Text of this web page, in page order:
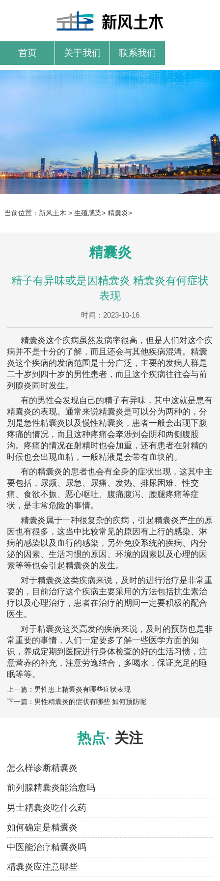
首页 关于我们 联系我们
当前位置： 新风土木 > 生殖感染> 精囊炎>
精囊炎
精子有异味或是因精囊炎 精囊炎有何症状
表现
时间：2023-10-16
精囊炎这个疾病虽然发病率很高，但是人们对这个疾
病并不是十分的了解，而且还会与其他疾病混淆。精囊
炎这个疾病的发病范围是十分广泛，主要的发病人群是
二十岁到四十岁的男性患者，而且这个疾病往往会与前
列腺炎同时发生。
有的男性会发现自己的精子有异味，其中这就是患有
精囊炎的表现。通常来说精囊炎是可以分为两种的，分
别是急性精囊炎以及慢性精囊炎，患者一般会出现下腹
疼痛的情况，而且这种疼痛会牵涉到会阴和两侧腹股
沟。疼痛的情况在射精时也会加重，还有患者在射精的
时候也会出现血精，一般精液是会带有血块的。
有的精囊炎的患者也会有全身的症状出现，这其中主
要包括，尿频、尿急、尿痛、发热、排尿困难、性交
痛、食欲不振、恶心呕吐、腹痛腹泻、腰腿疼痛等症
状，是非常危险的事情。
精囊炎属于一种很复杂的疾病，引起精囊炎产生的原
因也有很多，这当中比较常见的原因有上行的感染、淋
病的感染以及血行的感染，另外免疫系统的疾病、内分
泌的因素、生活习惯的原因、环境的因素以及心理的因
素等等也会引起精囊炎的发生。
对于精囊炎这类疾病来说，及时的进行治疗是非常重
要的，目前治疗这个疾病主要采用的方法包括抗生素治
疗以及心理治疗，患者在治疗的期间一定要积极的配合
医生。
对于精囊炎这类高发的疾病来说，及时的预防也是非
常重要的事情，人们一定要多了解一些医学方面的知
识，养成定期到医院进行身体检查的好的生活习惯，注
意营养的补充，注意劳逸结合，多喝水，保证充足的睡
眠等等。
上一篇： 男性患上精囊炎有哪些症状表现
下一篇： 男性精囊炎的症状有哪些 如何预防呢
热点· 关注
怎么样诊断精囊炎
前列腺精囊炎能治愈吗
男士精囊炎吃什么药
如何确定是精囊炎
中医能治疗精囊炎吗
精囊炎应注意哪些